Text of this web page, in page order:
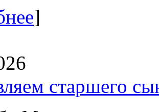
]
старшего